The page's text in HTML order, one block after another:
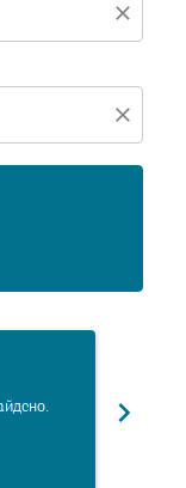
close
close
chevron_right